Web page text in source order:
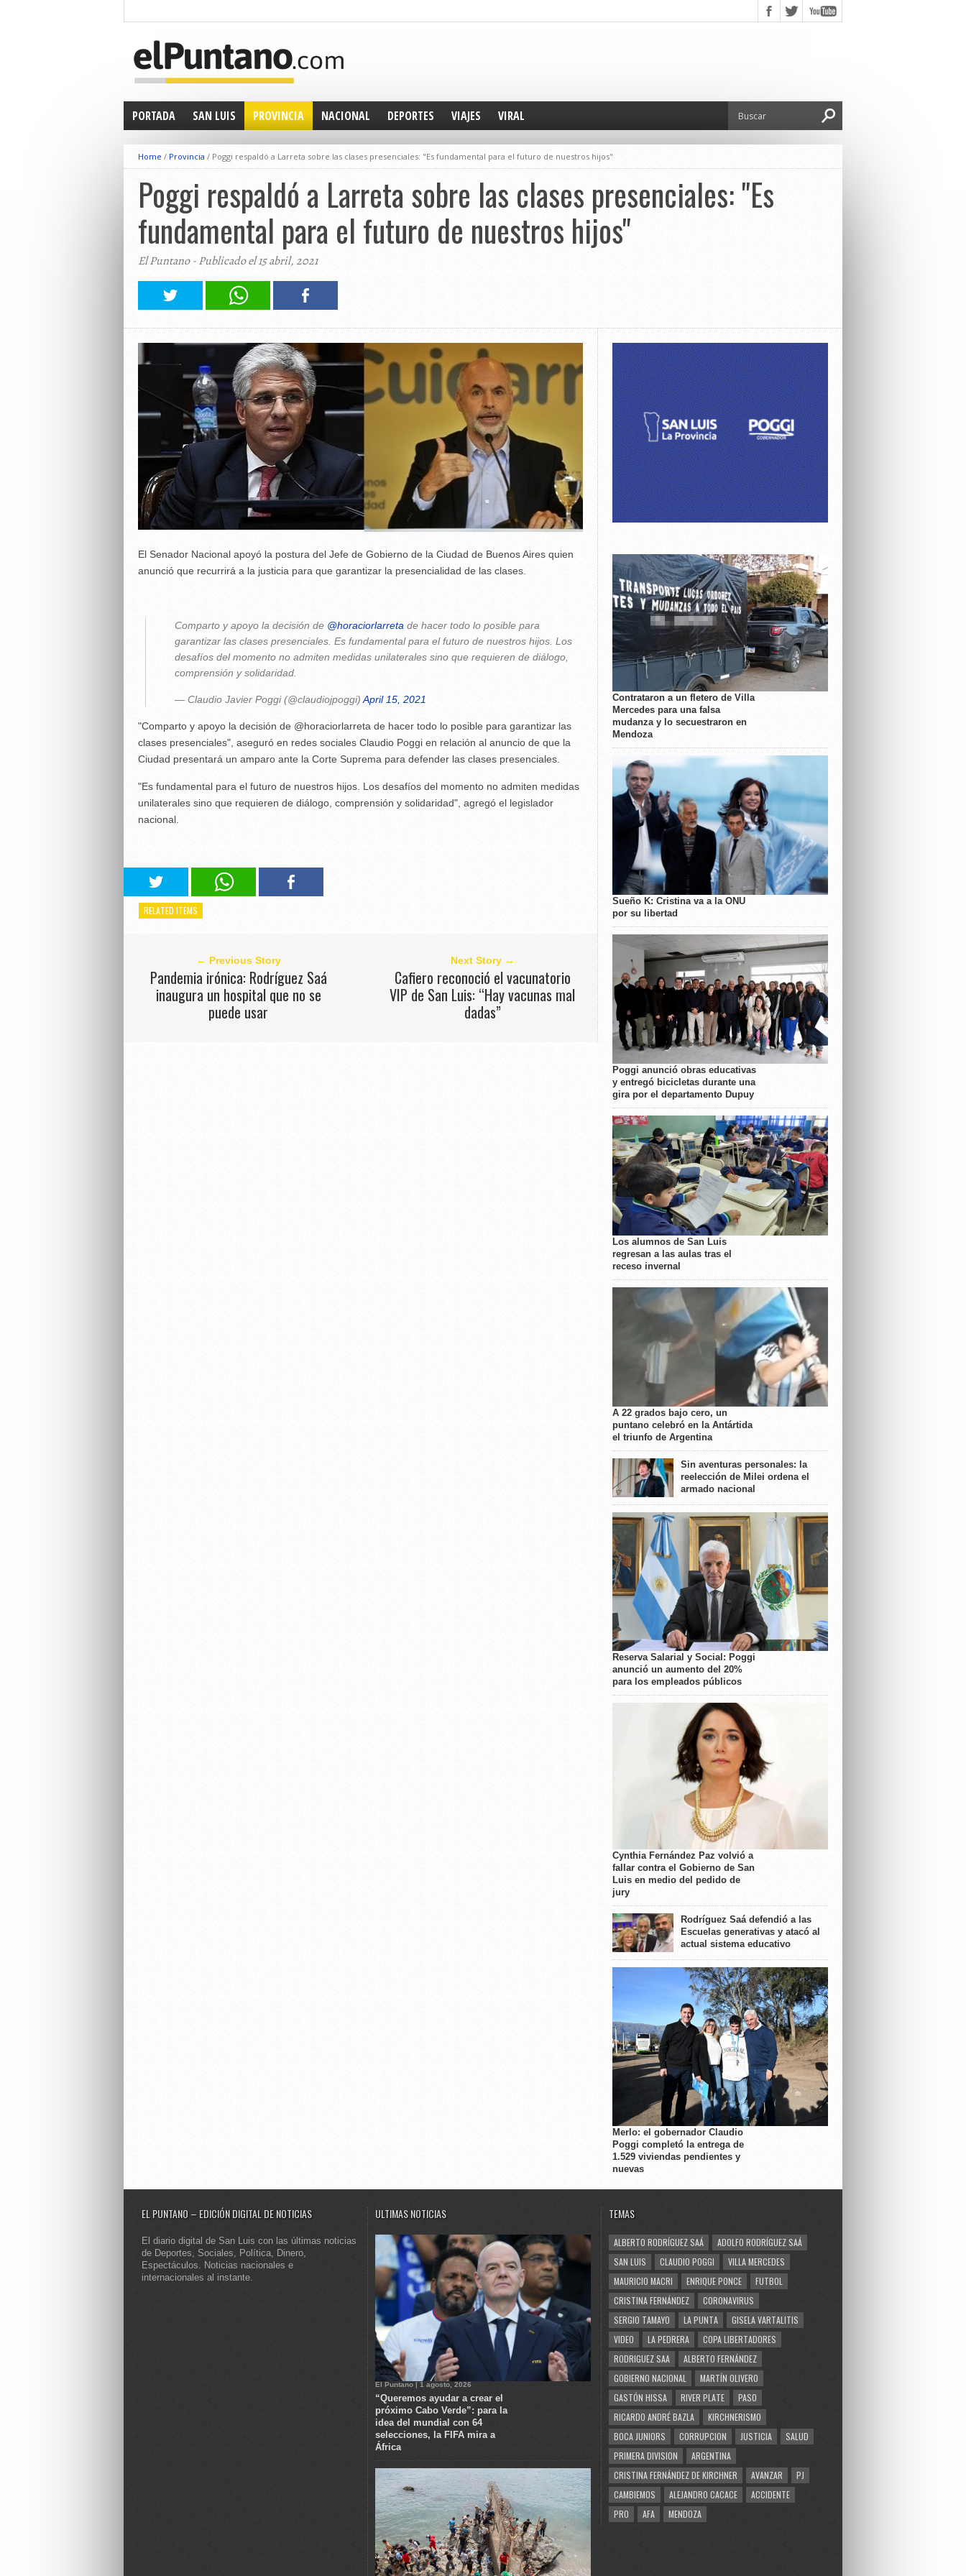
PORTADA SAN LUIS PROVINCIA NACIONAL DEPORTES VIAJES VIRAL
Home / Provincia / Poggi respaldó a Larreta sobre las clases presenciales: "Es fundamental para el futuro de nuestros hijos"
Poggi respaldó a Larreta sobre las clases presenciales: "Es
fundamental para el futuro de nuestros hijos"
El Puntano - Publicado el 15 abril, 2021
El Senador Nacional apoyó la postura del Jefe de Gobierno de la Ciudad de Buenos Aires quien
anunció que recurrirá a la justicia para que garantizar la presencialidad de las clases.
Comparto y apoyo la decisión de @horaciorlarreta de hacer todo lo posible para
garantizar las clases presenciales. Es fundamental para el futuro de nuestros hijos. Los
desafíos del momento no admiten medidas unilaterales sino que requieren de diálogo,
comprensión y solidaridad.
— Claudio Javier Poggi (@claudiojpoggi) April 15, 2021
"Comparto y apoyo la decisión de @horaciorlarreta de hacer todo lo posible para garantizar las
clases presenciales", aseguró en redes sociales Claudio Poggi en relación al anuncio de que la
Ciudad presentará un amparo ante la Corte Suprema para defender las clases presenciales.
"Es fundamental para el futuro de nuestros hijos. Los desafíos del momento no admiten medidas
unilaterales sino que requieren de diálogo, comprensión y solidaridad", agregó el legislador
nacional.
RELATED ITEMS
← Previous Story
Pandemia irónica: Rodríguez Saá
inaugura un hospital que no se
puede usar
Next Story →
Cafiero reconoció el vacunatorio
VIP de San Luis: “Hay vacunas mal
dadas”
Contrataron a un fletero de Villa
Mercedes para una falsa
mudanza y lo secuestraron en
Mendoza
Sueño K: Cristina va a la ONU
por su libertad
Poggi anunció obras educativas
y entregó bicicletas durante una
gira por el departamento Dupuy
Los alumnos de San Luis
regresan a las aulas tras el
receso invernal
A 22 grados bajo cero, un
puntano celebró en la Antártida
el triunfo de Argentina
Sin aventuras personales: la
reelección de Milei ordena el
armado nacional
Reserva Salarial y Social: Poggi
anunció un aumento del 20%
para los empleados públicos
Cynthia Fernández Paz volvió a
fallar contra el Gobierno de San
Luis en medio del pedido de
jury
Rodríguez Saá defendió a las
Escuelas generativas y atacó al
actual sistema educativo
Merlo: el gobernador Claudio
Poggi completó la entrega de
1.529 viviendas pendientes y
nuevas
EL PUNTANO – EDICIÓN DIGITAL DE NOTICIAS
El diario digital de San Luis con las últimas noticias
de Deportes, Sociales, Política, Dinero,
Espectáculos. Noticias nacionales e
internacionales al instante.
ULTIMAS NOTICIAS
El Puntano | 1 agosto, 2026
“Queremos ayudar a crear el
próximo Cabo Verde”: para la
idea del mundial con 64
selecciones, la FIFA mira a
África
TEMAS
ALBERTO RODRÍGUEZ SAÁ
ADOLFO RODRÍGUEZ SAÁ
SAN LUIS
CLAUDIO POGGI
VILLA MERCEDES
MAURICIO MACRI
ENRIQUE PONCE
FUTBOL
CRISTINA FERNÁNDEZ
CORONAVIRUS
SERGIO TAMAYO
LA PUNTA
GISELA VARTALITIS
VIDEO
LA PEDRERA
COPA LIBERTADORES
RODRIGUEZ SAA
ALBERTO FERNÁNDEZ
GOBIERNO NACIONAL
MARTÍN OLIVERO
GASTÓN HISSA
RIVER PLATE
PASO
RICARDO ANDRÉ BAZLA
KIRCHNERISMO
BOCA JUNIORS
CORRUPCION JUSTICIA
SALUD
PRIMERA DIVISION
ARGENTINA
CRISTINA FERNÁNDEZ DE KIRCHNER
AVANZAR
PJ
CAMBIEMOS
ALEJANDRO CACACE
ACCIDENTE
PRO
AFA MENDOZA